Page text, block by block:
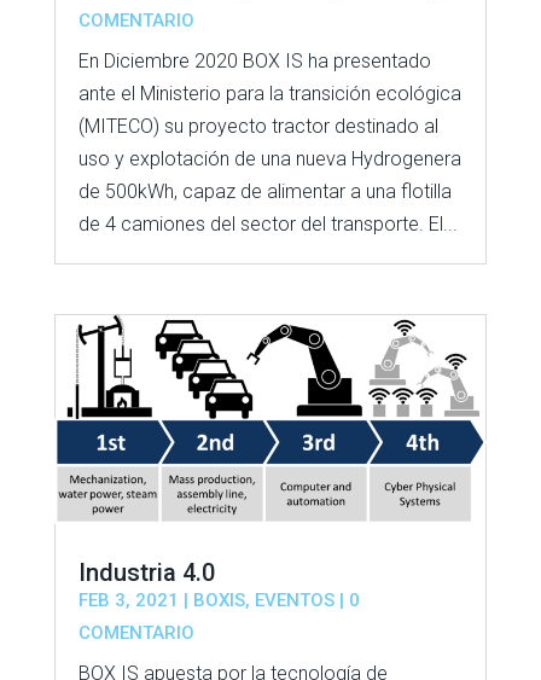
COMENTARIO
En Diciembre 2020 BOX IS ha presentado
ante el Ministerio para la transición ecológica
(MITECO) su proyecto tractor destinado al
uso y explotación de una nueva Hydrogenera
de 500kWh, capaz de alimentar a una flotilla
de 4 camiones del sector del transporte. El...
Industria 4.0
FEB 3, 2021 | BOXIS, EVENTOS| 0
COMENTARIO
BOX IS apuesta por la tecnología de